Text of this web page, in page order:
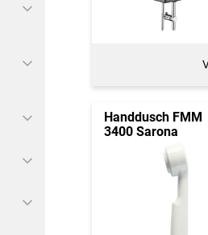
Handdusch FMM
3400 Sarona